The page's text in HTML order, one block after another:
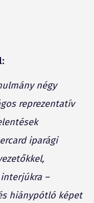
négy
reprezentatív
iparági
–
hiánypótló képet